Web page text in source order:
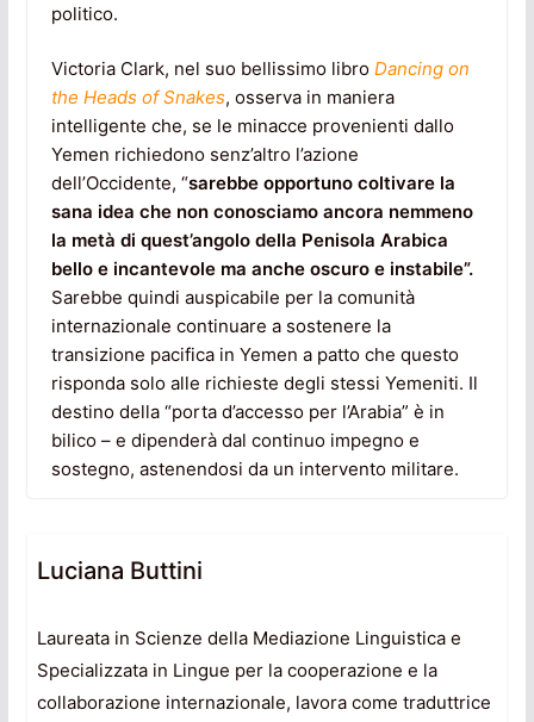
politico.
Victoria Clark, nel suo bellissimo libro Dancing on
the Heads of Snakes, osserva in maniera
intelligente che, se le minacce provenienti dallo
Yemen richiedono senz’altro l’azione
dell’Occidente, “sarebbe opportuno coltivare la
sana idea che non conosciamo ancora nemmeno
la metà di quest’angolo della Penisola Arabica
bello e incantevole ma anche oscuro e instabile”.
Sarebbe quindi auspicabile per la comunità
internazionale continuare a sostenere la
transizione pacifica in Yemen a patto che questo
risponda solo alle richieste degli stessi Yemeniti. Il
destino della “porta d’accesso per l’Arabia” è in
bilico – e dipenderà dal continuo impegno e
sostegno, astenendosi da un intervento militare.
Luciana Buttini
Laureata in Scienze della Mediazione Linguistica e
Specializzata in Lingue per la cooperazione e la
collaborazione internazionale, lavora come traduttrice